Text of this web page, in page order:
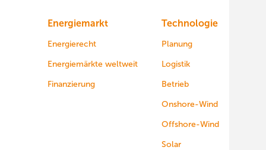
Energiemarkt
Energierecht
Energiemärkte weltweit
Finanzierung
Technologie
Planung
Logistik
Betrieb
Onshore-Wind
Offshore-Wind
Solar